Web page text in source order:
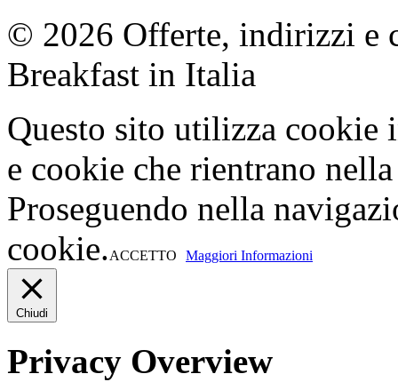
© 2026 Offerte, indirizzi e
Breakfast in Italia
Questo sito utilizza
e cookie che rientrano
Proseguendo nella
cookie.ACCETTO Maggiori Informazioni
Chiudi
Privacy Overview